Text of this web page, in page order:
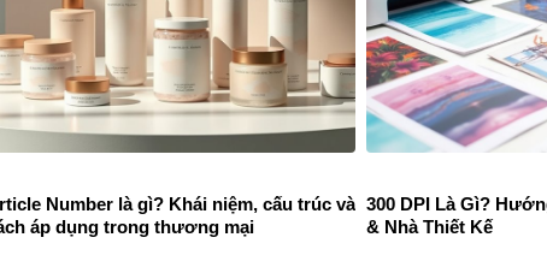
Number là gì? Khái niệm, cấu trúc và
áp dụng trong thương mại
300 DPI Là Gì?
& Nhà Thiết Kế